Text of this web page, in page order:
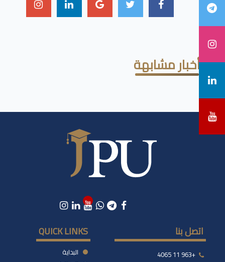
أخبار مشابهة
اتصل بنا
+963 11 4065
QUICK LINKS
البداية